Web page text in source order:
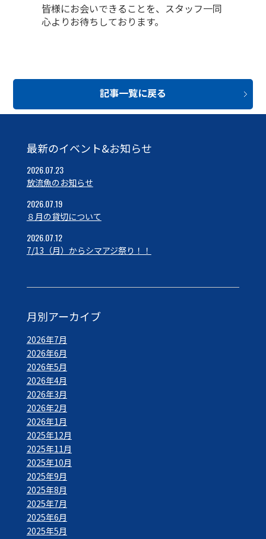
皆様にお会いできることを、スタッフ一同
心よりお待ちしております。
記事一覧に戻る
最新のイベント&お知らせ
2026.07.23
放流魚のお知らせ
2026.07.19
８月の貸切について
2026.07.12
7/13（月）からシマアジ祭り！！
月別アーカイブ
2026年7月
2026年6月
2026年5月
2026年4月
2026年3月
2026年2月
2026年1月
2025年12月
2025年11月
2025年10月
2025年9月
2025年8月
2025年7月
2025年6月
2025年5月